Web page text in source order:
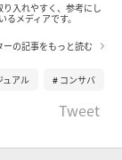
入れやすく、参考にし
メディアです。
ーの記事をもっと読む
ュアル コンサバ
Tweet